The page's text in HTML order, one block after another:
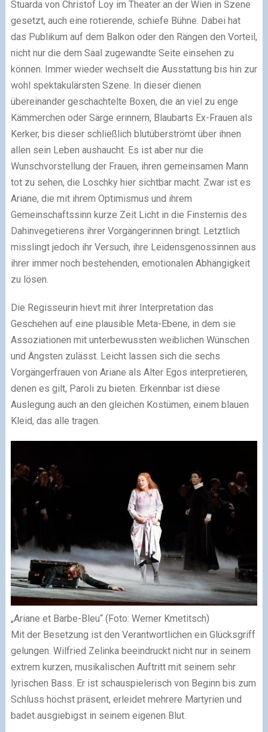
Stuarda von Christof Loy im Theater an der Wien in Szene
gesetzt, auch eine rotierende, schiefe Bühne. Dabei hat
das Publikum auf dem Balkon oder den Rängen den Vorteil,
nicht nur die dem Saal zugewandte Seite einsehen zu
können. Immer wieder wechselt die Ausstattung bis hin zur
wohl spektakulärsten Szene. In dieser dienen
übereinander geschachtelte Boxen, die an viel zu enge
Kämmerchen oder Särge erinnern, Blaubarts Ex-Frauen als
Kerker, bis dieser schließlich blutüberströmt über ihnen
allen sein Leben aushaucht. Es ist aber nur die
Wunschvorstellung der Frauen, ihren gemeinsamen Mann
tot zu sehen, die Loschky hier sichtbar macht. Zwar ist es
Ariane, die mit ihrem Optimismus und ihrem
Gemeinschaftssinn kurze Zeit Licht in die Finsternis des
Dahinvegetierens ihrer Vorgängerinnen bringt. Letztlich
misslingt jedoch ihr Versuch, ihre Leidensgenossinnen aus
ihrer immer noch bestehenden, emotionalen Abhängigkeit
zu lösen.
Die Regisseurin hievt mit ihrer Interpretation das
Geschehen auf eine plausible Meta-Ebene, in dem sie
Assoziationen mit unterbewussten weiblichen Wünschen
und Ängsten zulässt. Leicht lassen sich die sechs
Vorgängerfrauen von Ariane als Alter Egos interpretieren,
denen es gilt, Paroli zu bieten. Erkennbar ist diese
Auslegung auch an den gleichen Kostümen, einem blauen
Kleid, das alle tragen.
„Ariane et Barbe-Bleu“ (Foto: Werner Kmetitsch)
Mit der Besetzung ist den Verantwortlichen ein Glücksgriff
gelungen. Wilfried Zelinka beeindruckt nicht nur in seinem
extrem kurzen, musikalischen Auftritt mit seinem sehr
lyrischen Bass. Er ist schauspielerisch von Beginn bis zum
Schluss höchst präsent, erleidet mehrere Martyrien und
badet ausgiebigst in seinem eigenen Blut.